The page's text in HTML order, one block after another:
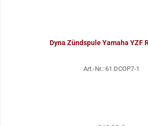
Dyna Zündspule Yamaha YZF
Art.-Nr.: 61.DCOP7-1